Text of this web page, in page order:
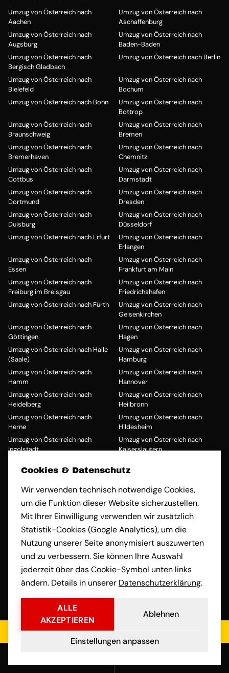
Umzug von Österreich nach
Aachen
Umzug von Österreich nach
Aschaffenburg
Umzug von Österreich nach
Augsburg
Umzug von Österreich nach
Baden-Baden
Umzug von Österreich nach
Bergisch Gladbach
Umzug von Österreich nach Berlin
Umzug von Österreich nach
Bielefeld
Umzug von Österreich nach
Bochum
Umzug von Österreich nach Bonn
Umzug von Österreich nach
Bottrop
Umzug von Österreich nach
Braunschweig
Umzug von Österreich nach
Bremen
Umzug von Österreich nach
Bremerhaven
Umzug von Österreich nach
Chemnitz
Umzug von Österreich nach
Cottbus
Umzug von Österreich nach
Darmstadt
Umzug von Österreich nach
Dortmund
Umzug von Österreich nach
Dresden
Umzug von Österreich nach
Duisburg
Umzug von Österreich nach
Düsseldorf
Umzug von Österreich nach Erfurt
Umzug von Österreich nach
Erlangen
Umzug von Österreich nach
Essen
Umzug von Österreich nach
Frankfurt am Main
Umzug von Österreich nach
Freiburg im Breisgau
Umzug von Österreich nach
Friedrichshafen
Umzug von Österreich nach Fürth
Umzug von Österreich nach
Gelsenkirchen
Umzug von Österreich nach
Göttingen
Umzug von Österreich nach
Hagen
Umzug von Österreich nach Halle
(Saale)
Umzug von Österreich nach
Hamburg
Umzug von Österreich nach
Hamm
Umzug von Österreich nach
Hannover
Umzug von Österreich nach
Heidelberg
Umzug von Österreich nach
Heilbronn
Umzug von Österreich nach
Herne
Umzug von Österreich nach
Hildesheim
Umzug von Österreich nach
Ingolstadt
Umzug von Österreich nach
Kaiserslautern
Karlsruhe
Kassel
Umzug von Österreich nach Kiel
Umzug von Österreich nach
Koblenz
Umzug von Österreich nach Köln
Umzug von Österreich nach
Konstanz
Umzug von Österreich nach
Krefeld
Umzug von Österreich nach
Leipzig
Umzug von Österreich nach
Leverkusen
Umzug von Österreich nach
Lübeck
Umzug von Österreich nach
Ludwigsburg
Umzug von Österreich nach
Ludwigshafen am Rhein
Umzug von Österreich nach
Umzug von Österreich nach
Mannheim
Umzug von Österreich nach
Umzug von Österreich nach
Umzug von Österreich nach
Umzug von Österreich nach
Umzug von Österreich nach
Jetzt kostenloses Angebot einholen
Cookies & Datenschutz
Wir verwenden technisch notwendige Cookies,
um die Funktion dieser Website sicherzustellen.
Mit Ihrer Einwilligung verwenden wir zusätzlich
Statistik-Cookies (Google Analytics), um die
Nutzung unserer Seite anonymisiert auszuwerten
und zu verbessern. Sie können Ihre Auswahl
jederzeit über das Cookie-Symbol unten links
ändern. Details in unserer Datenschutzerklärung.
ALLE
AKZEPTIEREN
Ablehnen
Einstellungen anpassen